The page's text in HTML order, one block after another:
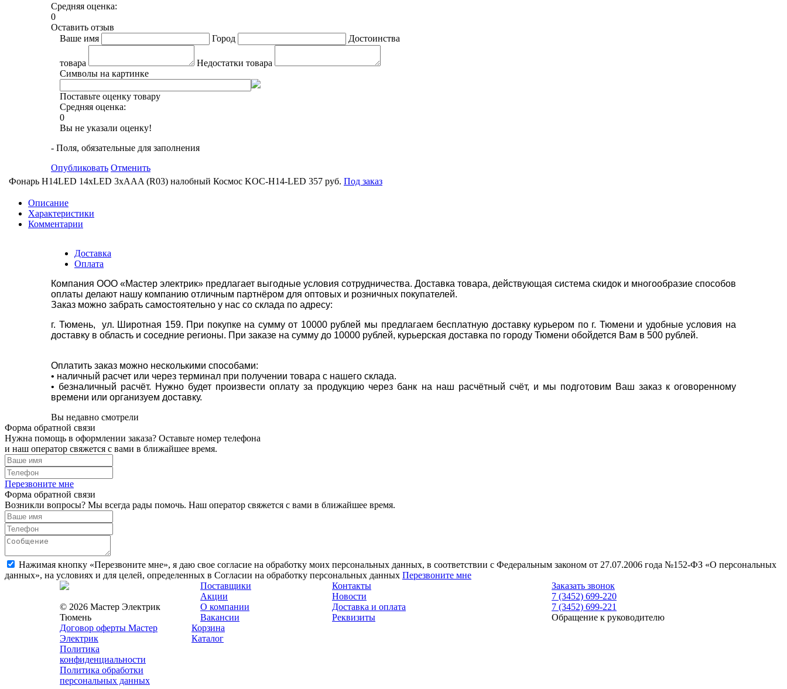
Средняя оценка:
0
Оставить отзыв
Ваше имя
Город Достоинства
товара
Недостатки товара
Символы на картинке
Поставьте оценку товару
Средняя оценка:
0
Вы не указали оценку!
- Поля, обязательные для заполнения
Опубликовать Отменить
Фонарь H14LED 14хLED 3хAAA (R03) налобный Космос KOC-H14-LED 357 руб. Под заказ
Описание
Характеристики
Комментарии
Доставка
Оплата
Компания ООО «Мастер электрик» предлагает выгодные условия сотрудничества. Доставка товара, действующая система скидок и многообразие способов
оплаты делают нашу компанию отличным партнёром для оптовых и розничных покупателей.
Заказ можно забрать самостоятельно у нас со склада по адресу:
г. Тюмень, ул. Широтная 159. При покупке на сумму от 10000 рублей мы предлагаем бесплатную доставку курьером по г. Тюмени и удобные условия на
доставку в область и соседние регионы. При заказе на сумму до 10000 рублей, курьерская доставка по городу Тюмени обойдется Вам в 500 рублей.
Оплатить заказ можно несколькими способами:
• наличный расчет или через терминал при получении товара с нашего склада.
• безналичный расчёт. Нужно будет произвести оплату за продукцию через банк на наш расчётный счёт, и мы подготовим Ваш заказ к оговоренному
времени или организуем доставку.
Вы недавно смотрели
Форма обратной связи
Нужна помощь в оформлении заказа? Оставьте номер телефона
и наш оператор свяжется с вами в ближайшее время.
Перезвоните мне
Форма обратной связи
Возникли вопросы? Мы всегда рады помочь. Наш оператор свяжется с вами в ближайшее время.
Нажимая кнопку «Перезвоните мне», я даю свое согласие на обработку моих персональных данных, в соответствии с Федеральным законом от 27.07.2006 года №152-ФЗ «О персональных
данных», на условиях и для целей, определенных в Согласии на обработку персональных данных Перезвоните мне
© 2026 Мастер Электрик
Тюмень
Договор оферты Мастер
Электрик
Политика
конфиденциальности
Политика обработки
персональных данных
Поставщики
Контакты
Акции
Новости
О компании
Доставка и оплата
Вакансии
Реквизиты
Заказать звонок
7 (3452) 699-220
7 (3452) 699-221
Обращение к руководителю
Корзина
Каталог